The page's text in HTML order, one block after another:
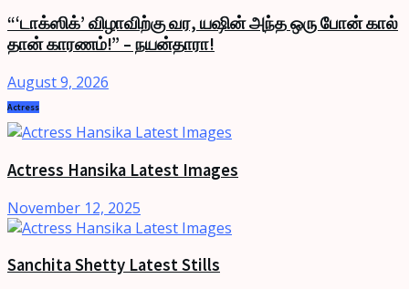
“‘டாக்ஸிக்’ விழாவிற்கு வர, யஷின் அந்த ஒரு போன் கால்
தான் காரணம்!” – நயன்தாரா!
August 9, 2026
Actress
Actress Hansika Latest Images
November 12, 2025
Sanchita Shetty Latest Stills